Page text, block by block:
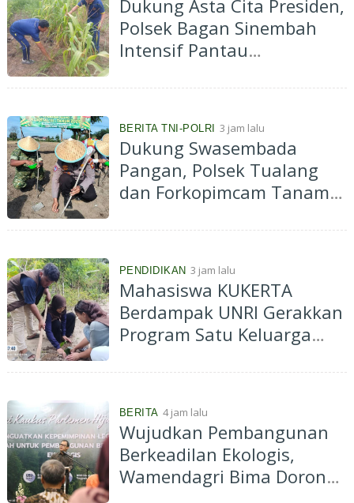
Dukung Asta Cita Presiden,
Polsek Bagan Sinembah
Intensif Pantau
Program Ketahanan
BERITA TNI-POLRI 3 jam lalu
Dukung Swasembada
Pangan, Polsek Tualang
dan Forkopimcam Tanam
Abu Huroiroh
PENDIDIKAN 3 jam lalu
Mahasiswa KUKERTA
Berdampak UNRI Gerakkan
Program Satu Keluarga
Jaya
BERITA 4 jam lalu
Wujudkan Pembangunan
Berkeadilan Ekologis,
Wamendagri Bima Dorong